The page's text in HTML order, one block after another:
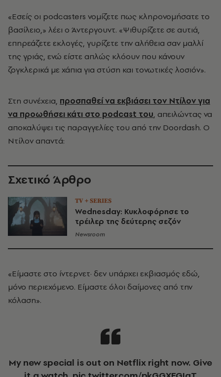
«Εσείς οι podcasters νομίζετε πως κληρονομήσατε το
βασίλειο,» λέει ο Άντεργουντ. «Ψιθυρίζετε σε αυτιά,
επηρεάζετε εκλογές, γυρίζετε την αλήθεια σαν μαλλί
της γριάς, ενώ είστε απλώς κλόουν που κάνουν
ζογκλερικά με χάπια για στύση και τονωτικές λοσιόν».
Στη συνέχεια, προσπαθεί να εκβιάσει τον Ντίλον για
να προωθήσει κάτι στο podcast του, απειλώντας να
αποκαλύψει τις παραγγελίες του από την Doordash. Ο
Ντίλον απαντά:
Σχετικό Άρθρο
TV + SERIES
Wednesday: Κυκλοφόρησε το
τρέιλερ της δεύτερης σεζόν
Newsroom
«Είμαστε στο ίντερνετ· δεν υπάρχει εκβιασμός εδώ,
μόνο περιεχόμενο. Είμαστε όλοι δαίμονες από την
κόλαση».
My new special is out on Netflix right now. Give